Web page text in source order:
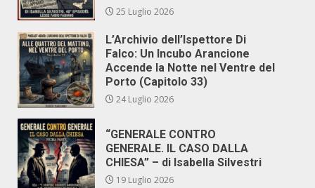
25 Luglio 2026
L’Archivio dell’Ispettore Di
Falco: Un Incubo Arancione
Accende la Notte nel Ventre del
Porto (Capitolo 33)
24 Luglio 2026
“GENERALE CONTRO
GENERALE. IL CASO DALLA
CHIESA” – di Isabella Silvestri
19 Luglio 2026